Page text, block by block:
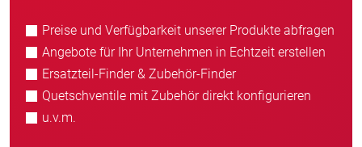
Preise und Verfügbarkeit unserer Produkte abfragen
Angebote für Ihr Unternehmen in Echtzeit erstellen
Ersatzteil-Finder & Zubehör-Finder
Quetschventile mit Zubehör direkt konfigurieren
u.v.m.